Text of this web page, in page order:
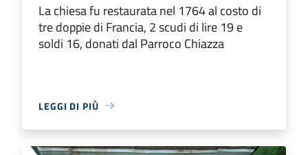
La chiesa fu restaurata nel 1764 al costo di
tre doppie di Francia, 2 scudi di lire 19 e
soldi 16, donati dal Parroco Chiazza
LEGGI DI PIÙ